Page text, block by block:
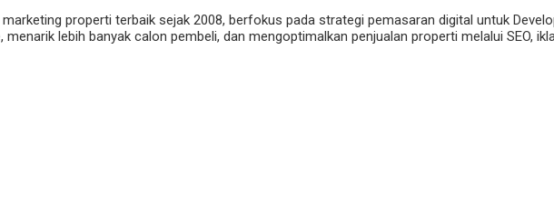
properti terbaik sejak 2008, berfokus pada strategi pemasaran digital untuk
lebih banyak calon pembeli, dan mengoptimalkan penjualan properti melalui SEO,